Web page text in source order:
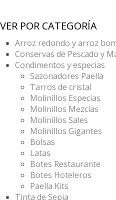
VER POR CATEGORÍA
Arroz redondo y arroz
Conservas de Pescado y
Condimentos y especias
Sazonadores Paella
Tarros de cristal
Molinillos Especias
Molinillos Mezclas
Molinillos Sales
Molinillos Gigantes
Bolsas
Latas
Botes Restaurante
Botes Hoteleros
Paella Kits
Tinta de Sepia